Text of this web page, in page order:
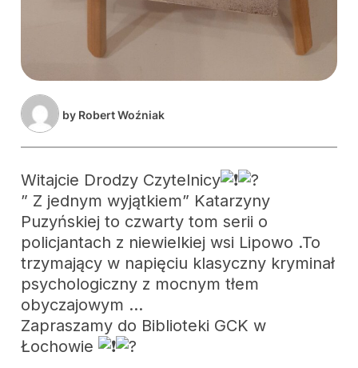
by Robert Woźniak
Witajcie Drodzy Czytelnicy
” Z jednym wyjątkiem” Katarzyny
Puzyńskiej to czwarty tom serii o
policjantach z niewielkiej wsi Lipowo .To
trzymający w napięciu klasyczny kryminał
psychologiczny z mocnym tłem
obyczajowym …
Zapraszamy do Biblioteki GCK w
Łochowie